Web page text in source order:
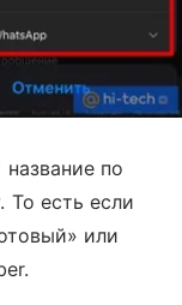
по
То есть если
или